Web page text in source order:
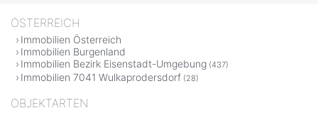
ÖSTERREICH
Immobilien Österreich
Immobilien Burgenland
Immobilien Bezirk Eisenstadt-Umgebung (437)
Immobilien 7041 Wulkaprodersdorf (28)
OBJEKTARTEN